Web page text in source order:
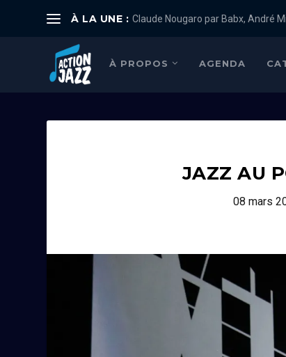
À LA UNE : Claude Nougaro par Babx, André
À PROPOS AGENDA
JAZZ AU
08 mars